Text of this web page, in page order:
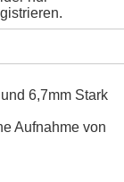
6,7mm Stark
Aufnahme von